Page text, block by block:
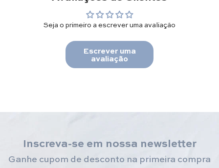
Seja o primeiro a escrever uma avaliação
Escrever uma
avaliação
Inscreva-se em nossa newsletter
Ganhe cupom de desconto na primeira compra